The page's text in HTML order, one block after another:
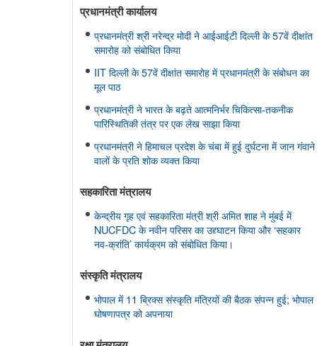
प्रधानमंत्री कार्यालय
प्रधानमंत्री श्री नरेन्द्र मोदी ने आईआईटी दिल्ली के 57वें दीक्षांत
समारोह को संबोधित किया
IIT दिल्ली के 57वें दीक्षांत समारोह में प्रधानमंत्री के संबोधन का
मूल पाठ
प्रधानमंत्री ने भारत के बढ़ते आत्मनिर्भर चिकित्सा-तकनीक
पारिस्थितिकी तंत्र पर एक लेख साझा किया
प्रधानमंत्री ने हिमाचल प्रदेश के चंबा में हुई दुर्घटना में जान गंवाने
वालों के प्रति शोक व्यक्त किया
सहकारिता मंत्रालय
केन्द्रीय गृह एवं सहकारिता मंत्री श्री अमित शाह ने मुंबई में
NUCFDC के नवीन परिसर का उद्द्घाटन किया और ‘सहकार
नव-क्रांति’ कार्यक्रम को संबोधित किया।
संस्‍कृति मंत्रालय
भोपाल में 11 ब्रिक्स संस्कृति मंत्रियों की बैठक संपन्न हुई; भोपाल
घोषणापत्र को अपनाया